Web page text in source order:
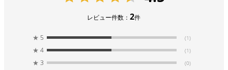
レビュー件数：2件
★ 5 (1)
★ 4 (1)
★ 3 (0)